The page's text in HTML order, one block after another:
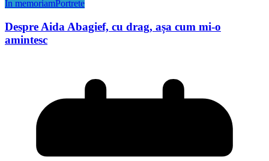
In memoriamPortrete
Despre Aida Abagief, cu drag, așa cum mi-o
amintesc